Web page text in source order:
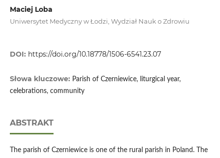
Maciej Loba
Uniwersytet Medyczny w Łodzi, Wydział Nauk o Zdrowiu
DOI: https://doi.org/10.18778/1506-6541.23.07
Słowa kluczowe: Parish of Czerniewice, liturgical year,
celebrations, community
ABSTRAKT
The parish of Czerniewice is one of the rural parish in Poland. The